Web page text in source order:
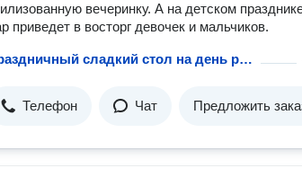
вечеринку. А на детском
приведет в восторг девочек и мальчиков.
Праздничный сладкий стол на день рождения
Телефон Чат Предложить